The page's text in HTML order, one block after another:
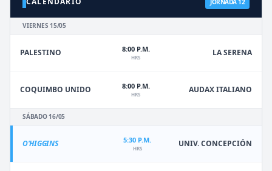
VIERNES 15/05
PALESTINO 8:00 P.M.
HRS LA SERENA
COQUIMBO UNIDO 8:00 P.M.
HRS AUDAX ITALIANO
SÁBADO 16/05
O'HIGGINS 5:30 P.M.
HRS UNIV. CONCEPCIÓN